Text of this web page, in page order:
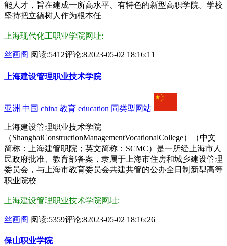
能人才，旨在建成一所高水平、有特色的新型高职学院。学校
坚持把立德树人作为根本任
上海现代化工职业学院网址:
丝画阁 阅读:5412评论:82023-05-02 18:16:11
上海建设管理职业技术学院
亚洲 中国 china 教育 education 同类型网站
上海建设管理职业技术学院
（ShanghaiConstructionManagementVocationalCollege）（中文
简称：上海建管职院；英文简称：SCMC）是一所经上海市人
民政府批准、教育部备案，隶属于上海市住房和城乡建设管理
委员会，与上海市教育委员会共建共管的公办全日制新型高等
职业院校
上海建设管理职业技术学院网址:
丝画阁 阅读:5359评论:82023-05-02 18:16:26
保山职业学院